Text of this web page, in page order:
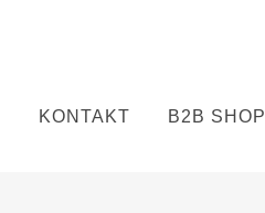
KONTAKT B2B SHOP